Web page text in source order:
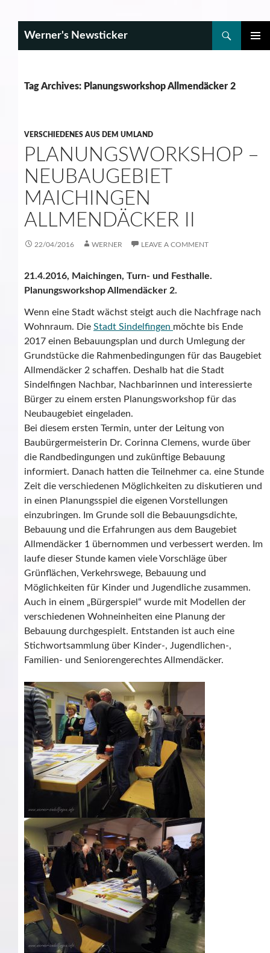
Werner's Newsticker
Tag Archives: Planungsworkshop Allmendäcker 2
VERSCHIEDENES AUS DEM UMLAND
PLANUNGSWORKSHOP –
NEUBAUGEBIET
MAICHINGEN
ALLMENDÄCKER II
22/04/2016 WERNER LEAVE A COMMENT
21.4.2016, Maichingen, Turn- und Festhalle.
Planungsworkshop Allmendäcker 2.
Wenn eine Stadt wächst steigt auch die Nachfrage nach
Wohnraum. Die Stadt Sindelfingen möchte bis Ende
2017 einen Bebauungsplan und durch Umlegung der
Grundstücke die Rahmenbedingungen für das Baugebiet
Allmendäcker 2 schaffen. Deshalb hat die Stadt
Sindelfingen Nachbar, Nachbarinnen und interessierte
Bürger zu einem ersten Planungsworkshop für das
Neubaugebiet eingeladen.
Bei diesem ersten Termin, unter der Leitung von
Baubürgermeisterin Dr. Corinna Clemens, wurde über
die Randbedingungen und zukünftige Bebauung
informiert. Danach hatten die Teilnehmer ca. eine Stunde
Zeit die verschiedenen Möglichkeiten zu diskutieren und
in einen Planungsspiel die eigenen Vorstellungen
einzubringen. Im Grunde soll die Bebauungsdichte,
Bebauung und die Erfahrungen aus dem Baugebiet
Allmendäcker 1 übernommen und verbessert werden. Im
laufe dieser Stunde kamen viele Vorschläge über
Grünflächen, Verkehrswege, Bebauung und
Möglichkeiten für Kinder und Jugendliche zusammen.
Auch in einem „Bürgerspiel“ wurde mit Modellen der
verschiedenen Wohneinheiten eine Planung der
Bebauung durchgespielt. Entstanden ist auch eine
Stichwortsammlung über Kinder-, Jugendlichen-,
Familien- und Seniorengerechtes Allmendäcker.